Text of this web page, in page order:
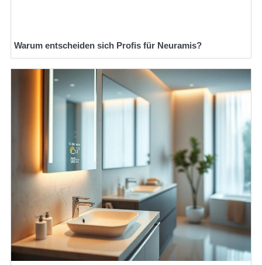
Warum entscheiden sich Profis für Neuramis?